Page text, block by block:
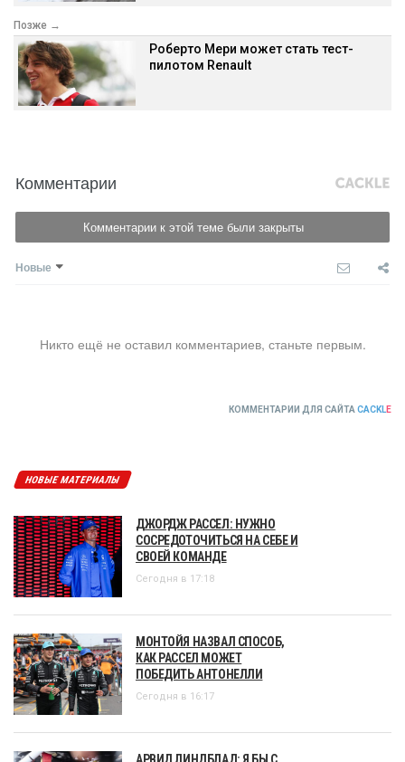
Позже →
Роберто Мери может стать тест-
пилотом Renault
Комментарии
Комментарии к этой теме были закрыты
Новые
Никто ещё не оставил комментариев, станьте первым.
КОММЕНТАРИИ ДЛЯ САЙТА CACKLE
НОВЫЕ МАТЕРИАЛЫ
ДЖОРДЖ РАССЕЛ: НУЖНО
СОСРЕДОТОЧИТЬСЯ НА СЕБЕ И
СВОЕЙ КОМАНДЕ
Сегодня в 17:18
МОНТОЙЯ НАЗВАЛ СПОСОБ,
КАК РАССЕЛ МОЖЕТ
ПОБЕДИТЬ АНТОНЕЛЛИ
Сегодня в 16:17